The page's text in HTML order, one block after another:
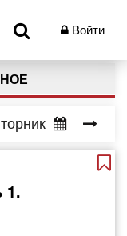
Войти
1.